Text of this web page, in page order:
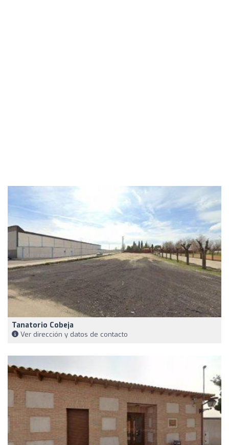
Tanatorio Cobeja
Ver dirección y datos de contacto